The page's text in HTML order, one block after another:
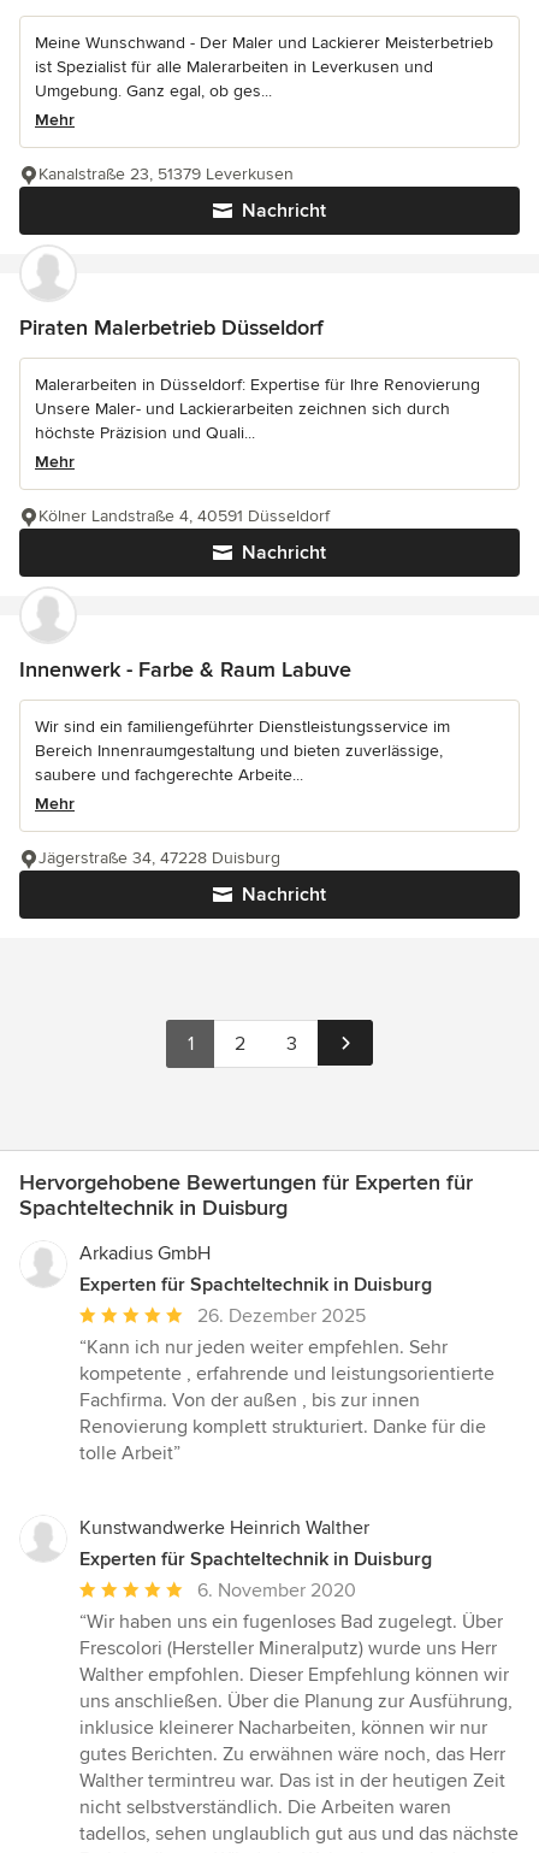
Meine Wunschwand - Der Maler und Lackierer Meisterbetrieb
ist Spezialist für alle Malerarbeiten in Leverkusen und
Umgebung. Ganz egal, ob ges...
Mehr
Nachricht
Kanalstraße 23, 51379 Leverkusen
Piraten Malerbetrieb Düsseldorf
Malerarbeiten in Düsseldorf: Expertise für Ihre Renovierung
Unsere Maler- und Lackierarbeiten zeichnen sich durch
höchste Präzision und Quali...
Mehr
Nachricht
Kölner Landstraße 4, 40591 Düsseldorf
Innenwerk - Farbe & Raum Labuve
Wir sind ein familiengeführter Dienstleistungsservice im
Bereich Innenraumgestaltung und bieten zuverlässige,
saubere und fachgerechte Arbeite...
Mehr
Nachricht
Jägerstraße 34, 47228 Duisburg
1 2 3
Hervorgehobene Bewertungen für Experten für
Spachteltechnik in Duisburg
Arkadius GmbH
Experten für Spachteltechnik in Duisburg
Durchschnittliche
Bewertung:
5
von
5
Sternen
26. Dezember 2025
“Kann ich nur jeden weiter empfehlen. Sehr
kompetente , erfahrende und leistungsorientierte
Fachfirma. Von der außen , bis zur innen
Renovierung komplett strukturiert. Danke für die
tolle Arbeit”
Kunstwandwerke Heinrich Walther
Experten für Spachteltechnik in Duisburg
Durchschnittliche
Bewertung:
5
von
5
Sternen
6. November 2020
“Wir haben uns ein fugenloses Bad zugelegt. Über
Frescolori (Hersteller Mineralputz) wurde uns Herr
Walther empfohlen. Dieser Empfehlung können wir
uns anschließen. Über die Planung zur Ausführung,
inklusice kleinerer Nacharbeiten, können wir nur
gutes Berichten. Zu erwähnen wäre noch, das Herr
Walther termintreu war. Das ist in der heutigen Zeit
nicht selbstverständlich. Die Arbeiten waren
tadellos, sehen unglaublich gut aus und das nächste